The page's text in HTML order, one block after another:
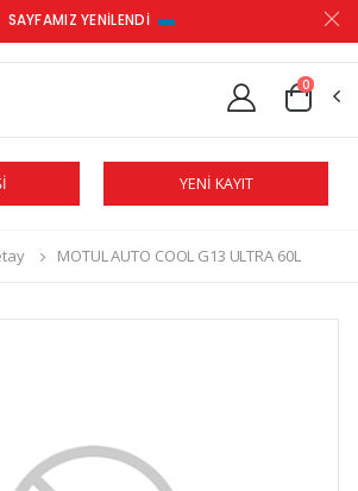
SAYFAMIZ YENİLENDİ
0
YENİ KAYIT
MOTUL AUTO COOL G13 ULTRA 60L